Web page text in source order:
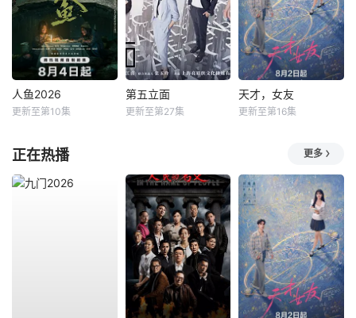
人鱼2026
更新至第10集
第五立面
更新至第27集
天才，女友
更新至第16集
正在热播 更多